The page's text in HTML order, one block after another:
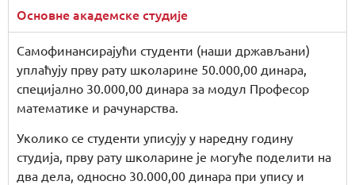
Основне академске студије
Самофинансирајући студенти (наши држављани)
уплаћују прву рату школарине 50.000,00 динара,
специјално 30.000,00 динара за модул Професор
математике и рачунарства.
Уколико се студенти уписују у наредну годину
студија, прву рату школарине је могуће поделити на
два дела, односно 30.000,00 динара при упису и